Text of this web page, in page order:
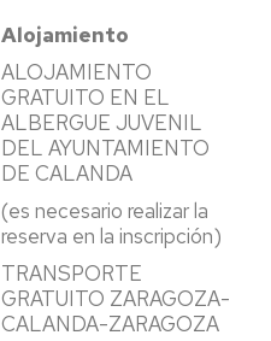
Alojamiento
ALOJAMIENTO
GRATUITO EN EL
ALBERGUE JUVENIL
DEL AYUNTAMIENTO
DE CALANDA
(es necesario realizar la
reserva en la inscripción)
TRANSPORTE
GRATUITO ZARAGOZA-
CALANDA-ZARAGOZA